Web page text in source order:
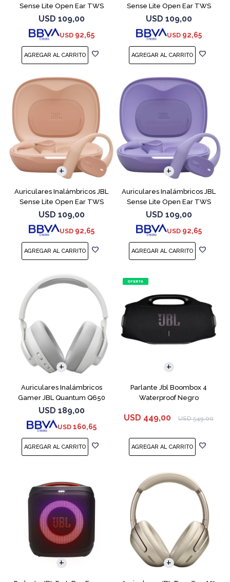
Sense Lite Open Ear TWS
Negro
USD 109,00
USD 92,65
Sense Lite Open Ear TWS
Azul
USD 109,00
USD 92,65
Auriculares Inalámbricos JBL
Sense Lite Open Ear TWS
Beige
USD 109,00
USD 92,65
Auriculares Inalámbricos JBL
Sense Lite Open Ear TWS
Purple
USD 109,00
USD 92,65
Auriculares Inalámbricos
Gamer JBL Quantum Q650
Blanco
USD 189,00
USD 160,65
Parlante Jbl Boombox 4
Waterproof Negro
USD 449,00 USD 549,00